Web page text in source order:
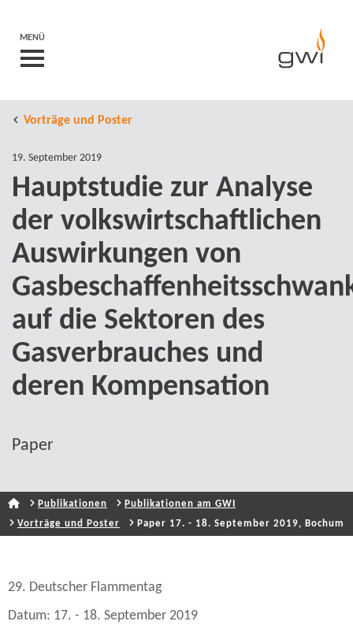
MENÜ
Vorträge und Poster
19. September 2019
Hauptstudie zur Analyse
der volkswirtschaftlichen
Auswirkungen von
auf die Sektoren des
Gasverbrauches und
deren Kompensation
Paper
Publikationen
Publikationen am GWI
Vorträge und Poster
Paper 17. - 18. September 2019, Bochum
29. Deutscher Flammentag
Datum: 17. - 18. September 2019